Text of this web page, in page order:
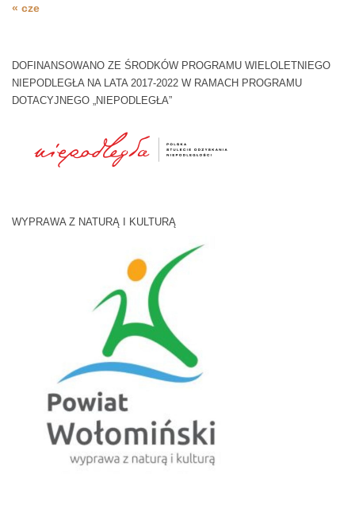
« cze
DOFINANSOWANO ZE ŚRODKÓW PROGRAMU WIELOLETNIEGO
NIEPODLEGŁA NA LATA 2017-2022 W RAMACH PROGRAMU
DOTACYJNEGO „NIEPODLEGŁA”
WYPRAWA Z NATURĄ I KULTURĄ